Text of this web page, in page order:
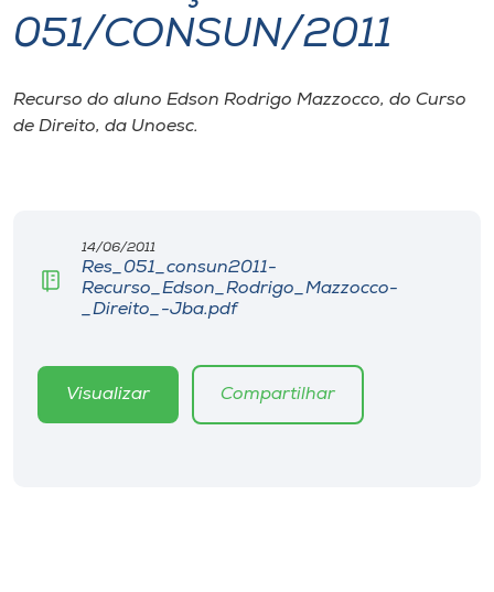
I.nova
Diplomados
Biblioteca
Editora
051/CONSUN/2011
Recurso do aluno Edson Rodrigo Mazzocco, do Curso
de Direito, da Unoesc.
14/06/2011
Res_051_consun2011-
Recurso_Edson_Rodrigo_Mazzocco-
_Direito_-Jba.pdf
Visualizar Compartilhar